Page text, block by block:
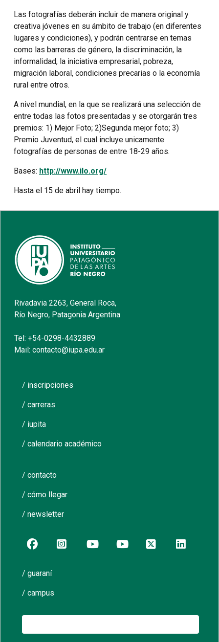
Las fotografías deberán incluir de manera original y
creativa jóvenes en su ámbito de trabajo (en diferentes
lugares y condiciones), y podrán centrarse en temas
como las barreras de género, la discriminación, la
informalidad, la iniciativa empresarial, pobreza,
migración laboral, condiciones precarias o la economía
rural entre otros.
A nivel mundial, en la que se realizará una selección de
entre todas las fotos presentadas y se otorgarán tres
premios: 1) Mejor Foto; 2)Segunda mejor foto; 3)
Premio Juventud, el cual incluye unicamente
fotografías de personas de entre 18-29 años.
Bases: http://www.ilo.org/
Hasta el 15 de abril hay tiempo.
Rivadavia 2263, General Roca,
Río Negro, Patagonia Argentina
Tel: +54-0298-4432889
Mail: contacto@iupa.edu.ar
/ inscripciones
/ carreras
/ iupita
/ calendario académico
/ contacto
/ cómo llegar
/ newsletter
/ guaraní
/ campus
Buscar: